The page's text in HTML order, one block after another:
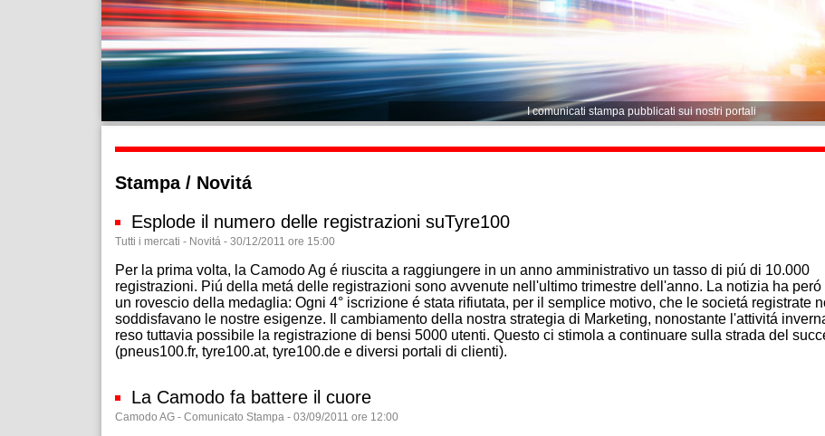
I comunicati stampa pubblicati sui nostri portali
Stampa / Novitá
Esplode il numero delle registrazioni suTyre100
Tutti i mercati - Novitá - 30/12/2011 ore 15:00
Per la prima volta, la Camodo Ag é riuscita a raggiungere in un anno amministrativo un tasso di piú di 10.000
registrazioni. Piú della metá delle registrazioni sono avvenute nell'ultimo trimestre dell'anno. La notizia ha peró
un rovescio della medaglia: Ogni 4° iscrizione é stata rifiutata, per il semplice motivo, che le societá registrate
soddisfavano le nostre esigenze. Il cambiamento della nostra strategia di Marketing, nonostante l'attivitá
reso tuttavia possibile la registrazione di bensi 5000 utenti. Questo ci stimola a continuare sulla strada del
(pneus100.fr, tyre100.at, tyre100.de e diversi portali di clienti).
La Camodo fa battere il cuore
Camodo AG - Comunicato Stampa - 03/09/2011 ore 12:00